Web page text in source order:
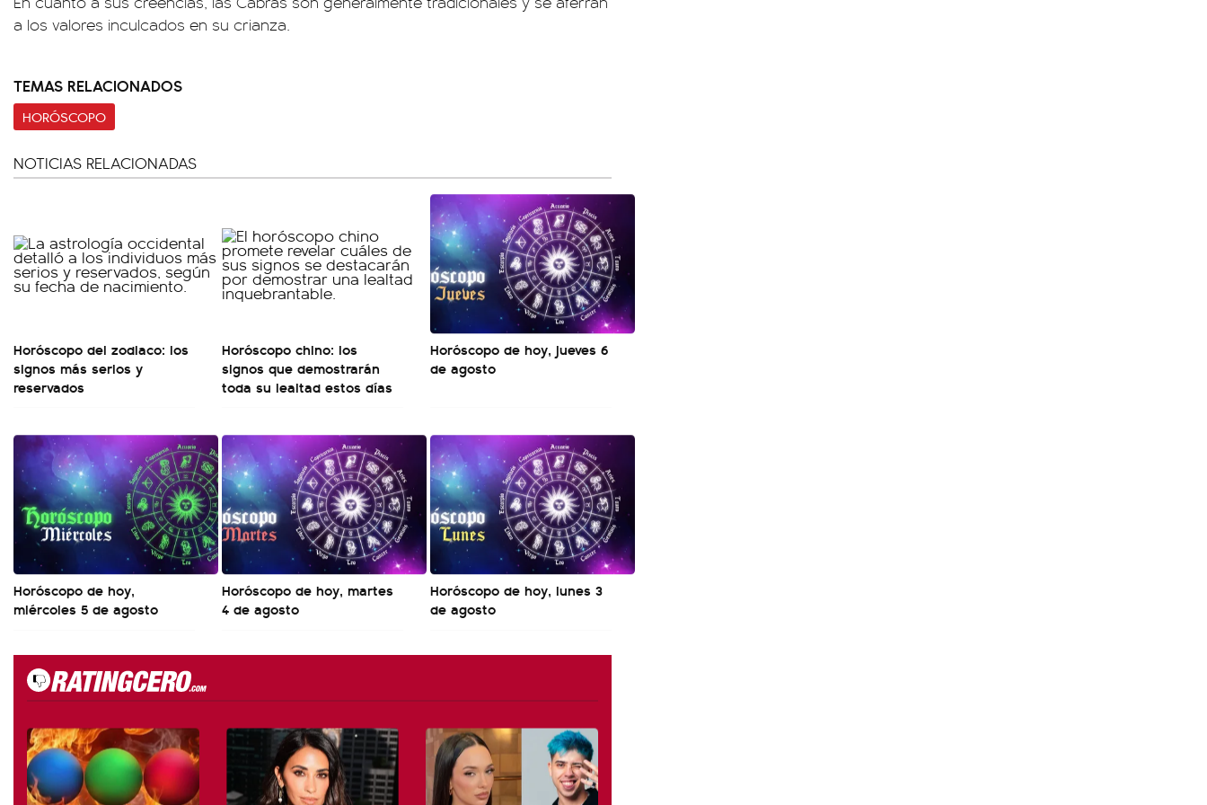
a los valores inculcados en su crianza.
TEMAS RELACIONADOS
HORÓSCOPO
NOTICIAS RELACIONADAS
Horóscopo del zodiaco: los
signos más serios y
reservados
Horóscopo chino: los
signos que demostrarán
toda su lealtad estos días
Horóscopo de hoy, jueves 6
de agosto
Horóscopo de hoy,
miércoles 5 de agosto
Horóscopo de hoy, martes
4 de agosto
Horóscopo de hoy, lunes 3
de agosto